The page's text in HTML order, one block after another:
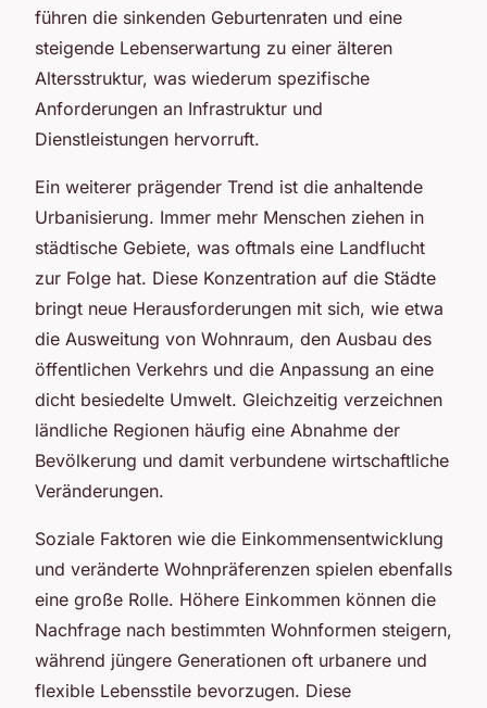
führen die sinkenden Geburtenraten und eine
steigende Lebenserwartung zu einer älteren
Altersstruktur, was wiederum spezifische
Anforderungen an Infrastruktur und
Dienstleistungen hervorruft.
Ein weiterer prägender Trend ist die anhaltende
Urbanisierung. Immer mehr Menschen ziehen in
städtische Gebiete, was oftmals eine Landflucht
zur Folge hat. Diese Konzentration auf die Städte
bringt neue Herausforderungen mit sich, wie etwa
die Ausweitung von Wohnraum, den Ausbau des
öffentlichen Verkehrs und die Anpassung an eine
dicht besiedelte Umwelt. Gleichzeitig verzeichnen
ländliche Regionen häufig eine Abnahme der
Bevölkerung und damit verbundene wirtschaftliche
Veränderungen.
Soziale Faktoren wie die Einkommensentwicklung
und veränderte Wohnpräferenzen spielen ebenfalls
eine große Rolle. Höhere Einkommen können die
Nachfrage nach bestimmten Wohnformen steigern,
während jüngere Generationen oft urbanere und
flexible Lebensstile bevorzugen. Diese